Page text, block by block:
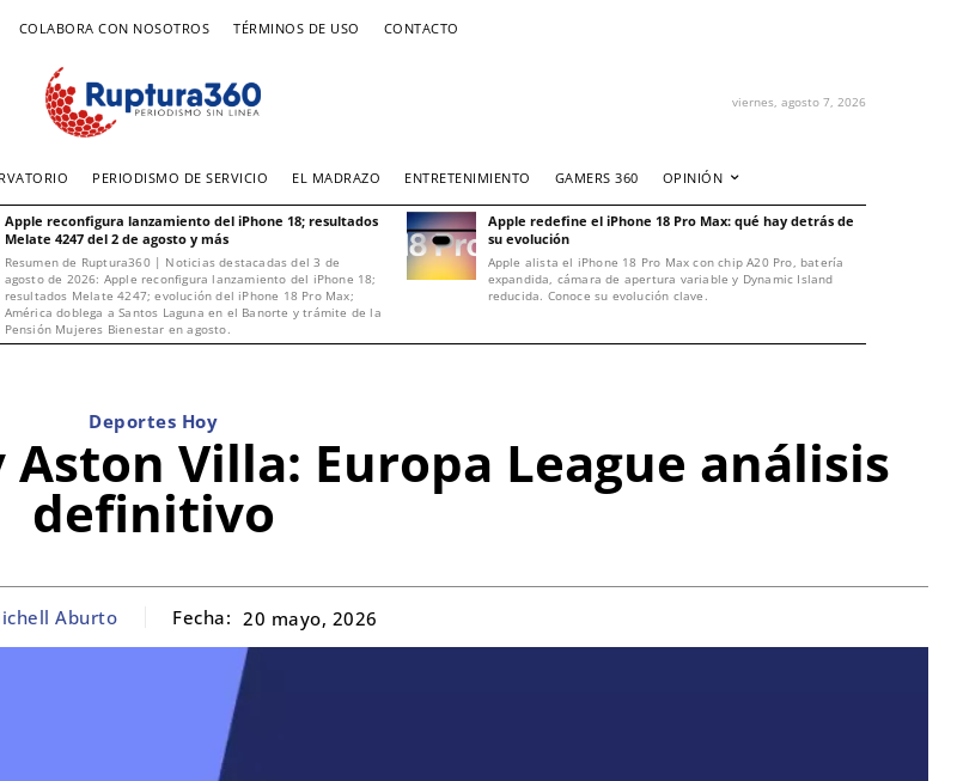
COLABORA CON NOSOTROS TÉRMINOS DE USO CONTACTO
viernes, agosto 7, 2026
PERIODISMO DE SERVICIO EL MADRAZO ENTRETENIMIENTO GAMERS 360 OPINIÓN
Apple reconfigura lanzamiento del iPhone 18; resultados
Melate 4247 del 2 de agosto y más
Resumen de Ruptura360 | Noticias destacadas del 3 de
agosto de 2026: Apple reconfigura lanzamiento del iPhone 18;
resultados Melate 4247; evolución del iPhone 18 Pro Max;
América doblega a Santos Laguna en el Banorte y trámite de la
Pensión Mujeres Bienestar en agosto.
Apple redefine el iPhone 18 Pro Max: qué hay detrás de
su evolución
Apple alista el iPhone 18 Pro Max con chip A20 Pro, batería
expandida, cámara de apertura variable y Dynamic Island
reducida. Conoce su evolución clave.
Deportes Hoy
Villa: Europa League análisis
definitivo
Aburto Fecha: 20 mayo, 2026